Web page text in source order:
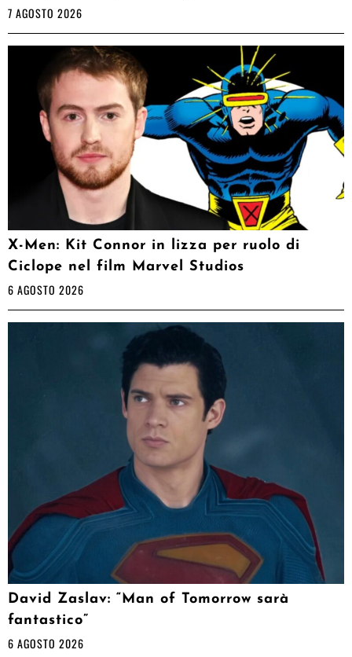
7 AGOSTO 2026
X-Men: Kit Connor in lizza per ruolo di
Ciclope nel film Marvel Studios
6 AGOSTO 2026
David Zaslav: “Man of Tomorrow sarà
fantastico”
6 AGOSTO 2026